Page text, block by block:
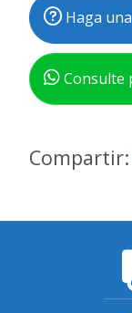
Haga
Consulte
Compartir: